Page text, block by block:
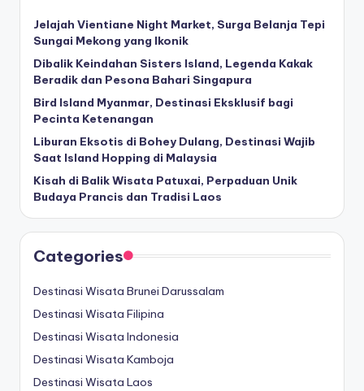
Jelajah Vientiane Night Market, Surga Belanja Tepi
Sungai Mekong yang Ikonik
Dibalik Keindahan Sisters Island, Legenda Kakak
Beradik dan Pesona Bahari Singapura
Bird Island Myanmar, Destinasi Eksklusif bagi
Pecinta Ketenangan
Liburan Eksotis di Bohey Dulang, Destinasi Wajib
Saat Island Hopping di Malaysia
Kisah di Balik Wisata Patuxai, Perpaduan Unik
Budaya Prancis dan Tradisi Laos
Categories
Destinasi Wisata Brunei Darussalam
Destinasi Wisata Filipina
Destinasi Wisata Indonesia
Destinasi Wisata Kamboja
Destinasi Wisata Laos